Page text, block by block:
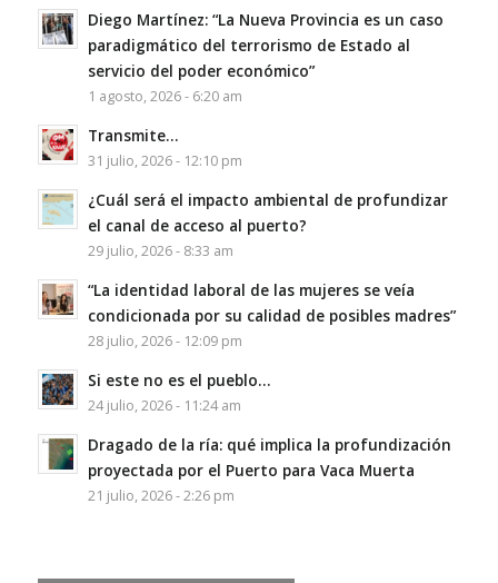
Diego Martínez: “La Nueva Provincia es un caso
paradigmático del terrorismo de Estado al
servicio del poder económico”
1 agosto, 2026 - 6:20 am
Transmite…
31 julio, 2026 - 12:10 pm
¿Cuál será el impacto ambiental de profundizar
el canal de acceso al puerto?
29 julio, 2026 - 8:33 am
“La identidad laboral de las mujeres se veía
condicionada por su calidad de posibles madres”
28 julio, 2026 - 12:09 pm
Si este no es el pueblo…
24 julio, 2026 - 11:24 am
Dragado de la ría: qué implica la profundización
proyectada por el Puerto para Vaca Muerta
21 julio, 2026 - 2:26 pm